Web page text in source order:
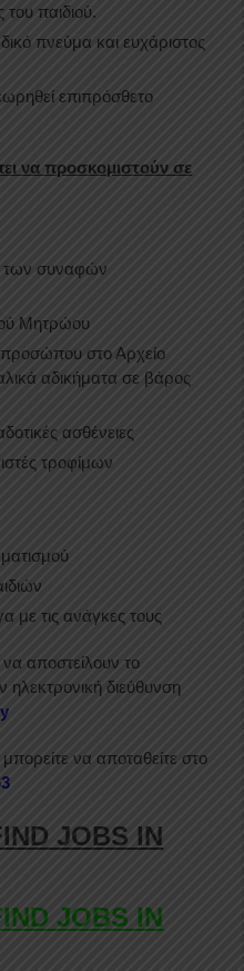
παιδιού.
πνεύμα και ευχάριστος
επιπρόσθετο
να προσκομιστούν σε
των συναφών
Μητρώου
προσώπου στο Αρχείο
αδικήματα σε βάρος
ασθένειες
τροφίμων
με τις ανάγκες τους
αποστείλουν το
ηλεκτρονική διεύθυνση
να αποταθείτε στο
JOBS IN
JOBS IN